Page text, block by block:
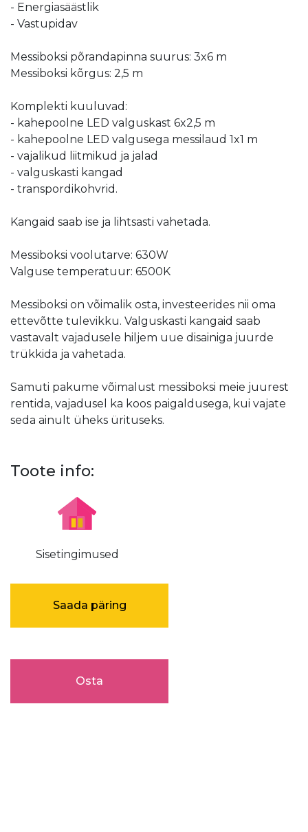
- Energiasäästlik
- Vastupidav
Messiboksi põrandapinna suurus: 3x6 m
Messiboksi kõrgus: 2,5 m
Komplekti kuuluvad:
- kahepoolne LED valguskast 6x2,5 m
- kahepoolne LED valgusega messilaud 1x1 m
- vajalikud liitmikud ja jalad
- valguskasti kangad
- transpordikohvrid.
Kangaid saab ise ja lihtsasti vahetada.
Messiboksi voolutarve: 630W
Valguse temperatuur: 6500K
Messiboksi on võimalik osta, investeerides nii oma
ettevõtte tulevikku. Valguskasti kangaid saab
vastavalt vajadusele hiljem uue disainiga juurde
trükkida ja vahetada.
Samuti pakume võimalust messiboksi meie juurest
rentida, vajadusel ka koos paigaldusega, kui vajate
seda ainult üheks ürituseks.
Toote info:
Sisetingimused
Saada päring
Osta